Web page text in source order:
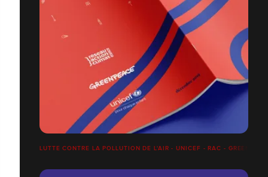
LUTTE CONTRE LA POLLUTION DE L'AIR - UNICEF - RAC -